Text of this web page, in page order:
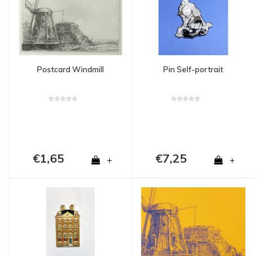
Postcard Windmill
€1,65 +
Pin Self-portrait
€7,25 +